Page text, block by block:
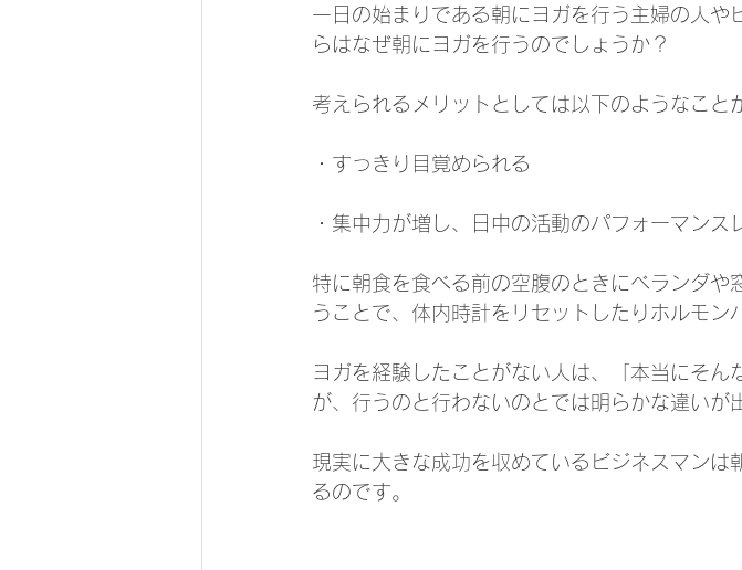
一日の始まりである朝にヨガを行う主婦の人
らはなぜ朝にヨガを行うのでしょうか？
考えられるメリットとしては以下のようなこと
・すっきり目覚められる
・集中力が増し、日中の活動のパフォーマンス
特に朝食を食べる前の空腹のときにベランダ
うことで、体内時計をリセットしたりホルモン
ヨガを経験したことがない人は、「本当にそ
が、行うのと行わないのとでは明らかな違いが
現実に大きな成功を収めているビジネスマン
るのです。